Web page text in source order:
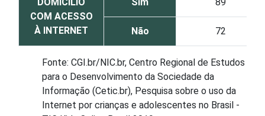
COM ACESSO
À INTERNET
Não 72
Fonte: CGI.br/NIC.br, Centro Regional de Estudos
para o Desenvolvimento da Sociedade da
Informação (Cetic.br), Pesquisa sobre o uso da
Internet por crianças e adolescentes no Brasil -